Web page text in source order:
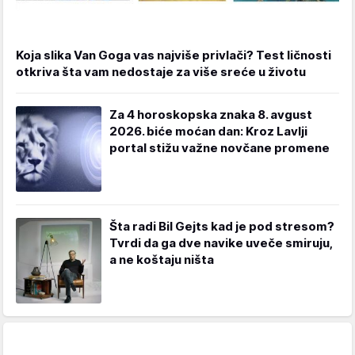
Koja slika Van Goga vas najviše privlači? Test ličnosti
otkriva šta vam nedostaje za više sreće u životu
Za 4 horoskopska znaka 8. avgust
2026. biće moćan dan: Kroz Lavlji
portal stižu važne novčane promene
Šta radi Bil Gejts kad je pod stresom?
Tvrdi da ga dve navike uveče smiruju,
a ne koštaju ništa